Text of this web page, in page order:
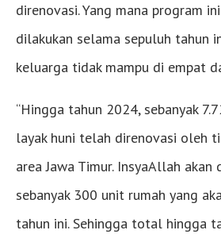
direnovasi. Yang mana program
dilakukan selama sepuluh tahun
keluarga tidak mampu di empat
“Hingga tahun 2024, sebanyak
layak huni telah direnovasi oleh
area Jawa Timur. InsyaAllah akan
sebanyak 300 unit rumah yang
tahun ini. Sehingga total hingga